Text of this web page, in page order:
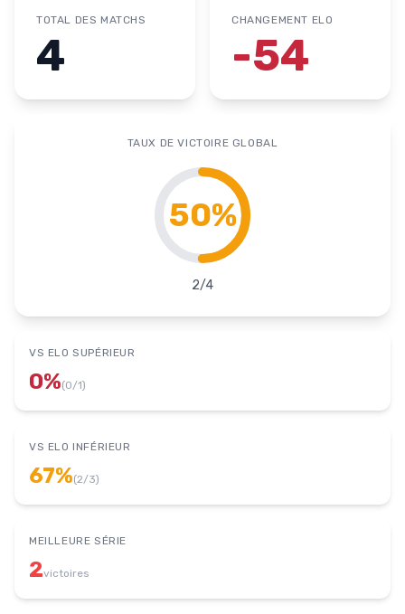
TOTAL DES MATCHS
4
CHANGEMENT ELO
-54
TAUX DE VICTOIRE GLOBAL
50%
2/4
VS ELO SUPÉRIEUR
0%(0/1)
VS ELO INFÉRIEUR
67%(2/3)
MEILLEURE SÉRIE
2victoires